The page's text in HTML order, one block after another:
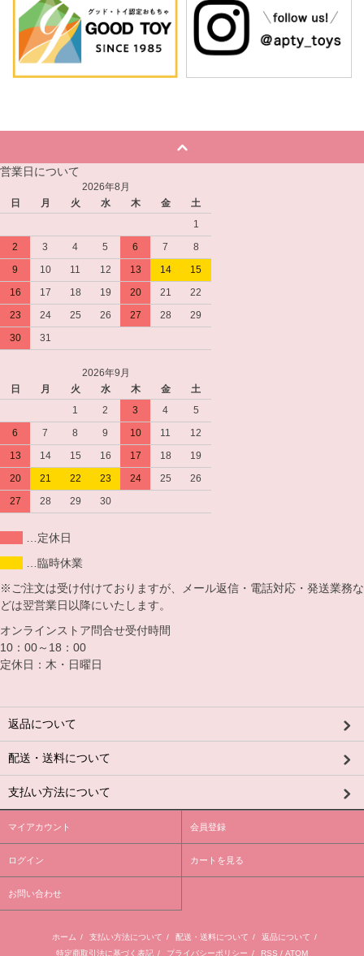
営業日について
2026年8月
日
月 火 水 木 金
土
1
2
3 4 5 6 7
8
9
10 11 12 13 14
15
16
17 18 19 20 21
22
23
24 25 26 27 28
29
30
31
2026年9月
日
月 火 水 木 金
土
1
2 3 4
5
6
7 8 9 10 11
12
13
14 15 16 17 18
19
20
21 22 23 24 25
26
27
28 29 30
…定休日
…臨時休業
※ご注文は受け付けておりますが、メール返信・電話対応・発送業務な
どは翌営業日以降にいたします。
オンラインストア問合せ受付時間
10：00～18：00
定休日：木・日曜日
返品について
配送・送料について
支払い方法について
マイアカウント 会員登録
ログイン カートを見る
お問い合わせ
ホーム / 支払い方法について / 配送・送料について / 返品について /
特定商取引法に基づく表記 / プライバシーポリシー / RSS / ATOM